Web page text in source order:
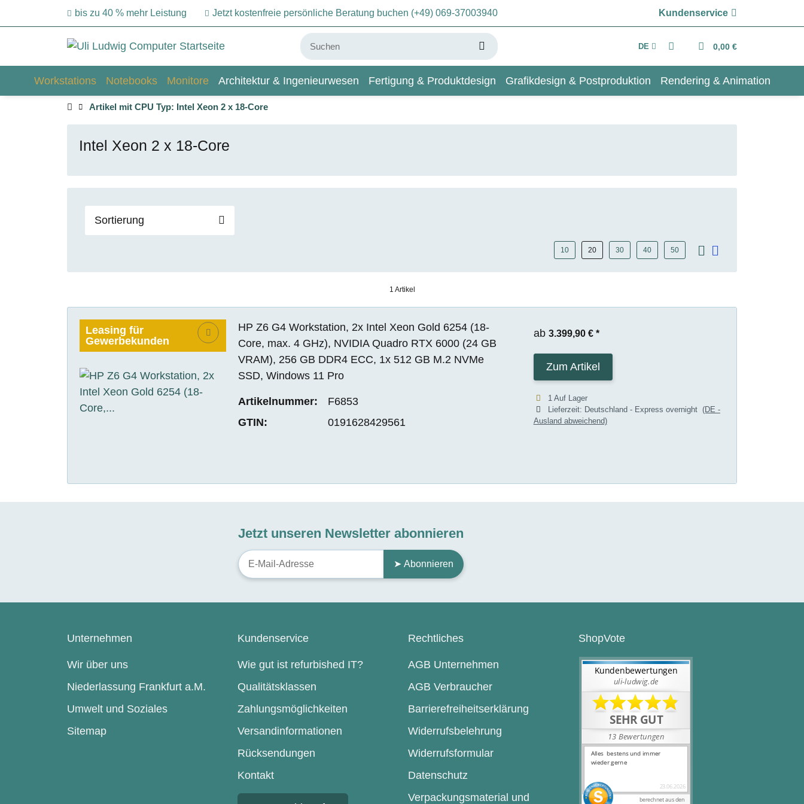
bis zu 40 % mehr Leistung Jetzt kostenfreie persönliche Beratung buchen (+49) 069-37003940 Kundenservice
DE 0,00 €
Workstations Notebooks Monitore Architektur & Ingenieurwesen Fertigung & Produktdesign Grafikdesign & Postproduktion Rendering & Animation
Artikel mit CPU Typ: Intel Xeon 2 x 18-Core
Intel Xeon 2 x 18-Core
Sortierung
10 20 30 40 50
1 Artikel
Leasing für
Gewerbekunden
HP Z6 G4 Workstation, 2x Intel Xeon Gold 6254 (18-
Core, max. 4 GHz), NVIDIA Quadro RTX 6000 (24 GB
VRAM), 256 GB DDR4 ECC, 1x 512 GB M.2 NVMe
SSD, Windows 11 Pro
Artikelnummer:
F6853
GTIN:
0191628429561
ab 3.399,90 € *
Zum Artikel
1 Auf Lager
Lieferzeit: Deutschland - Express overnight (DE -
Ausland abweichend)
Jetzt unseren Newsletter abonnieren
➤ Abonnieren
Unternehmen
Wir über uns
Niederlassung Frankfurt a.M.
Umwelt und Soziales
Sitemap
Kundenservice
Wie gut ist refurbished IT?
Qualitätsklassen
Zahlungsmöglichkeiten
Versandinformationen
Rücksendungen
Kontakt
Rechtliches
AGB Unternehmen
AGB Verbraucher
Barrierefreiheitserklärung
Widerrufsbelehrung
Widerrufsformular
Datenschutz
Verpackungsmaterial und
ShopVote